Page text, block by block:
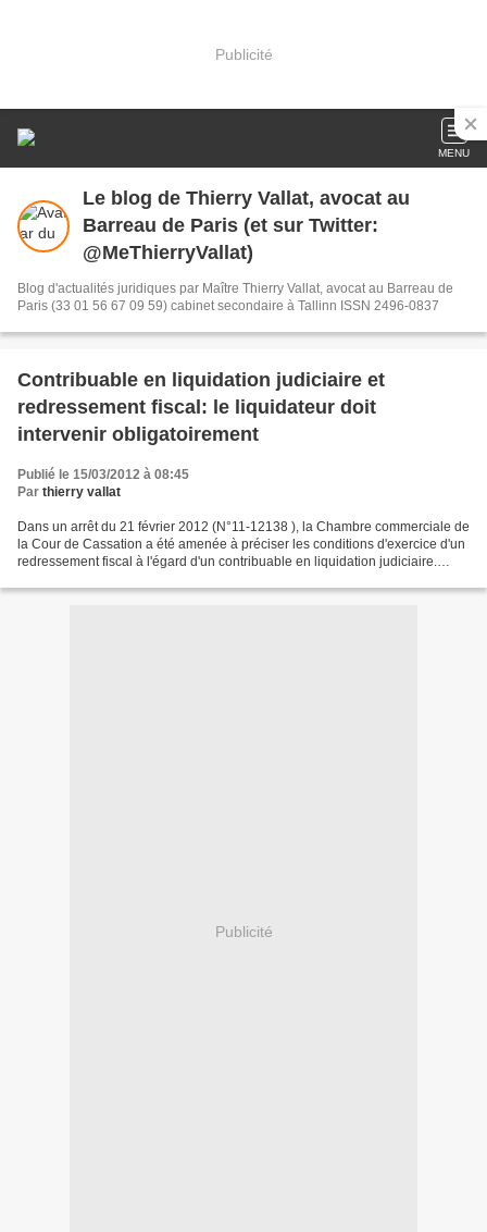
Publicité
MENU
Le blog de Thierry Vallat, avocat au
Barreau de Paris (et sur Twitter:
@MeThierryVallat)
Blog d'actualités juridiques par Maître Thierry Vallat, avocat au Barreau de
Paris (33 01 56 67 09 59) cabinet secondaire à Tallinn ISSN 2496-0837
Contribuable en liquidation judiciaire et
redressement fiscal: le liquidateur doit
intervenir obligatoirement
Publié le 15/03/2012 à 08:45
Par thierry vallat
Dans un arrêt du 21 février 2012 (N°11-12138 ), la Chambre commerciale de
la Cour de Cassation a été amenée à préciser les conditions d'exercice d'un
redressement fiscal à l'égard d'un contribuable en liquidation judiciaire.
1/publies-1/3512154-cour-de-cassation-civile-chambre-commerciale-21-
Publicité